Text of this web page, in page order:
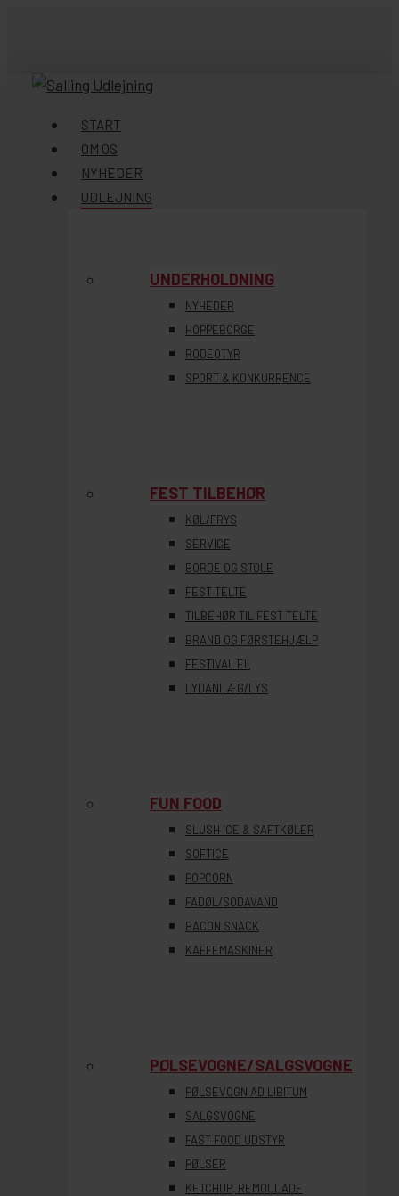
content
søg
Menu
START
OM OS
NYHEDER
UDLEJNING
UNDERHOLDNING
NYHEDER
HOPPEBORGE
RODEOTYR
SPORT & KONKURRENCE
FEST TILBEHØR
KØL/FRYS
SERVICE
BORDE OG STOLE
FEST TELTE
TILBEHØR TIL FEST TELTE
BRAND OG FØRSTEHJÆLP
FESTIVAL EL
LYDANLÆG/LYS
FUN FOOD
SLUSH ICE & SAFTKØLER
SOFTICE
POPCORN
FADØL/SODAVAND
BACON SNACK
KAFFEMASKINER
PØLSEVOGNE/SALGSVOGNE
PØLSEVOGN AD LIBITUM
SALGSVOGNE
FAST FOOD UDSTYR
PØLSER
KETCHUP, REMOULADE